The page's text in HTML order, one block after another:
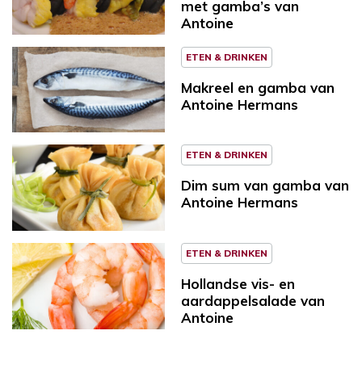
met gamba’s van
Antoine
ETEN & DRINKEN
Makreel en gamba van
Antoine Hermans
ETEN & DRINKEN
Dim sum van gamba van
Antoine Hermans
ETEN & DRINKEN
Hollandse vis- en
aardappelsalade van
Antoine